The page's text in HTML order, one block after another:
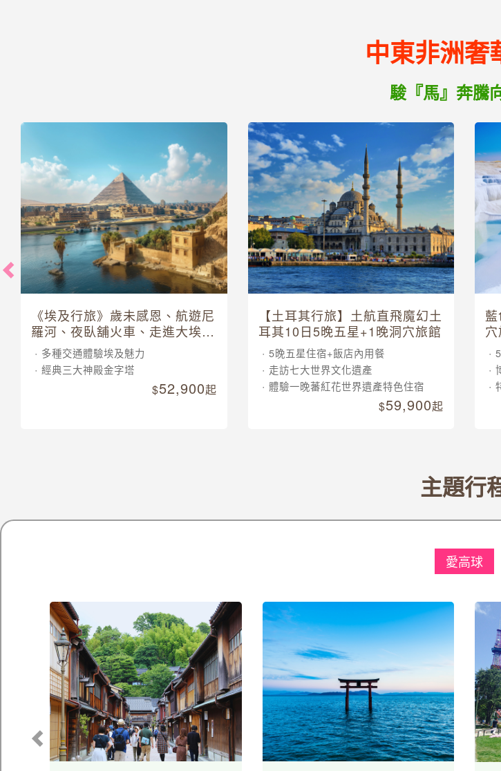
中東非洲奢
駿『馬』奔騰
《埃及行旅》歲未感恩、航遊尼
羅河、夜臥舖火車、走進大埃及
博物館 10 日
多種交通體驗埃及魅力
經典三大神殿金字塔
52,900起
【土耳其行旅】土航直飛魔幻土
耳其10日5晚五星+1晚洞穴旅館
5晚五星住宿+飯店內用餐
走訪七大世界文化遺產
體驗一晚蕃紅花世界遺產特色住宿
59,900起
愛高球
主題行